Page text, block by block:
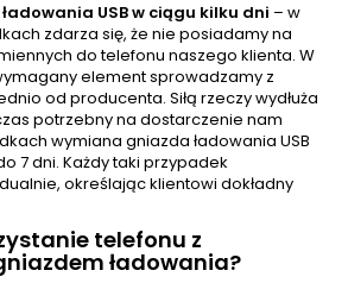
USB w ciągu kilku dni – w
zdarza się, że nie posiadamy na
do telefonu naszego klienta. W
element sprowadzamy z
od producenta. Siłą rzeczy wydłuża
potrzebny na dostarczenie nam
wymiana gniazda ładowania USB
7 dni. Każdy taki przypadek
określając klientowi dokładny
telefonu z
ładowania?